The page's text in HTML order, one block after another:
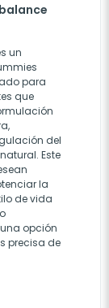
un
para
que
del
Este
la
de vida
opción
precisa de